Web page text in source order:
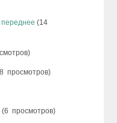
(14
просмотров)
(6 просмотров)